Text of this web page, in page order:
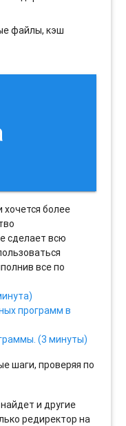
файлы, кэш
хочется более
сделает всю
все по
программ в
(3 минуты)
шаги, проверяя по
и другие
редиректор на